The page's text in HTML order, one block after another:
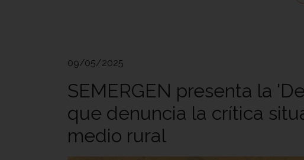
09/05/2025
SEMERGEN presenta la
que denuncia la crítica
medio rural